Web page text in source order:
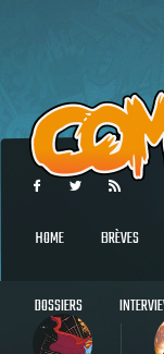
HOME BRÈVES
DOSSIERS